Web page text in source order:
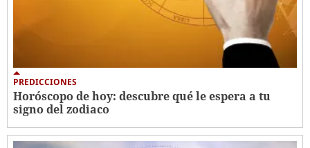
PREDICCIONES
Horóscopo de hoy: descubre qué le espera a tu
signo del zodiaco